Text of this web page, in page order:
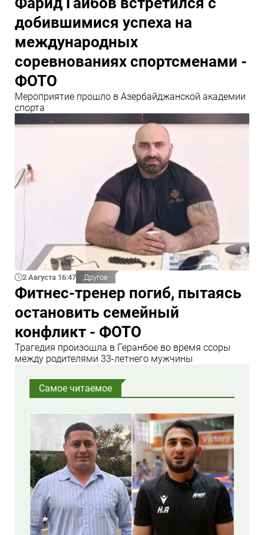
добившимися успеха на
международных
соревнованиях спортсменами -
ФОТО
Мероприятие прошло в Азербайджанской академии
спорта
2 Августа 16:47 Другое
Фитнес-тренер погиб, пытаясь
остановить семейный
конфликт - ФОТО
Трагедия произошла в Геранбое во время ссоры
между родителями 33-летнего мужчины
Самое читаемое